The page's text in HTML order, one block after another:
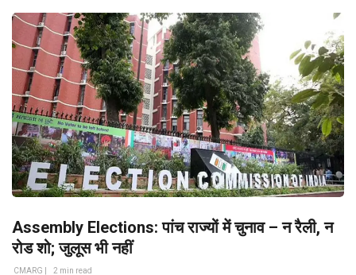
Assembly Elections: पांच राज्यों में चुनाव – न रैली, न
रोड शो; जुलूस भी नहीं
CMARG | 2 min read